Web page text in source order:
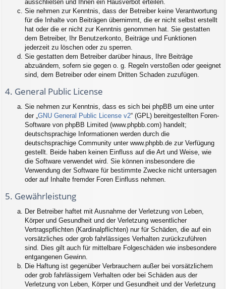
ausschließen und Ihnen ein Hausverbot erteilen.
Sie nehmen zur Kenntnis, dass der Betreiber keine Verantwortung
für die Inhalte von Beiträgen übernimmt, die er nicht selbst erstellt
hat oder die er nicht zur Kenntnis genommen hat. Sie gestatten
dem Betreiber, Ihr Benutzerkonto, Beiträge und Funktionen
jederzeit zu löschen oder zu sperren.
Sie gestatten dem Betreiber darüber hinaus, Ihre Beiträge
abzuändern, sofern sie gegen o. g. Regeln verstoßen oder geeignet
sind, dem Betreiber oder einem Dritten Schaden zuzufügen.
4. General Public License
Sie nehmen zur Kenntnis, dass es sich bei phpBB um eine unter
der „GNU General Public License v2“ (GPL) bereitgestellten Foren-
Software von phpBB Limited (www.phpbb.com) handelt;
deutschsprachige Informationen werden durch die
deutschsprachige Community unter www.phpbb.de zur Verfügung
gestellt. Beide haben keinen Einfluss auf die Art und Weise, wie
die Software verwendet wird. Sie können insbesondere die
Verwendung der Software für bestimmte Zwecke nicht untersagen
oder auf Inhalte fremder Foren Einfluss nehmen.
5. Gewährleistung
Der Betreiber haftet mit Ausnahme der Verletzung von Leben,
Körper und Gesundheit und der Verletzung wesentlicher
Vertragspflichten (Kardinalpflichten) nur für Schäden, die auf ein
vorsätzliches oder grob fahrlässiges Verhalten zurückzuführen
sind. Dies gilt auch für mittelbare Folgeschäden wie insbesondere
entgangenen Gewinn.
Die Haftung ist gegenüber Verbrauchern außer bei vorsätzlichem
oder grob fahrlässigem Verhalten oder bei Schäden aus der
Verletzung von Leben, Körper und Gesundheit und der Verletzung